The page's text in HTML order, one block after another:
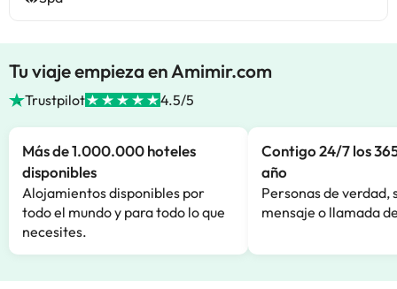
Tu viaje empieza en Amimir.com
Trustpilot 4.5/5
Más de 1.000.000 hoteles
disponibles
Alojamientos disponibles por
todo el mundo y para todo lo que
necesites.
Contigo 24/7 los
año
Personas de verdad,
mensaje o llamada